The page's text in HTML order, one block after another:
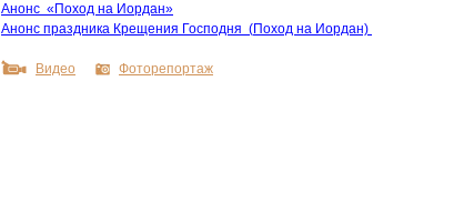
Анонс « Поход на Иордан»
Анонс праздника Крещения Господня (Поход на Иордан)
Видео Фоторепортаж